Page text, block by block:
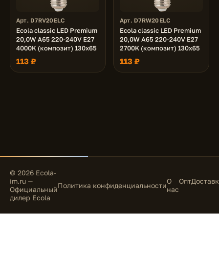
Арт. D7RV20ELC
Ecola classic LED Premium
20,0W A65 220-240V E27
4000K (композит) 130x65
113 ₽
Арт. D7RW20ELC
Ecola classic LED Premium
20,0W A65 220-240V E27
2700K (композит) 130x65
113 ₽
© 2026 Ecola-
im.ru —
Официальный
дилер Ecola
Политика конфиденциальностиО
нас
Опт